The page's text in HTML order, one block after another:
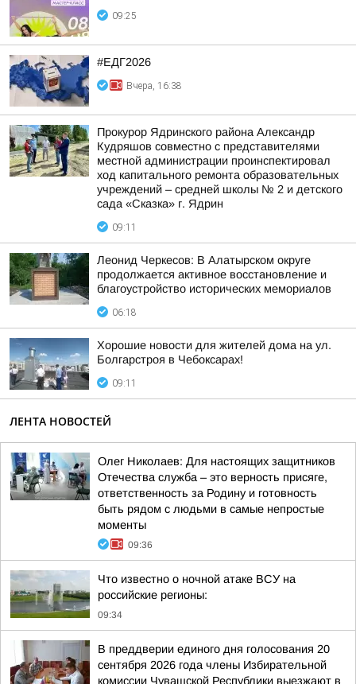
09:25
#ЕДГ2026
Вчера, 16:38
Прокурор Ядринского района Александр
Кудряшов совместно с представителями
местной администрации проинспектировал
ход капитального ремонта образовательных
учреждений – средней школы № 2 и детского
сада «Сказка» г. Ядрин
09:11
Леонид Черкесов: В Алатырском округе
продолжается активное восстановление и
благоустройство исторических мемориалов
06:18
Хорошие новости для жителей дома на ул.
Болгарстроя в Чебоксарах!
09:11
ЛЕНТА НОВОСТЕЙ
Олег Николаев: Для настоящих защитников
Отечества служба – это верность присяге,
ответственность за Родину и готовность
быть рядом с людьми в самые непростые
моменты
09:36
Что известно о ночной атаке ВСУ на
российские регионы:
09:34
В преддверии единого дня голосования 20
сентября 2026 года члены Избирательной
комиссии Чувашской Республики выезжают в